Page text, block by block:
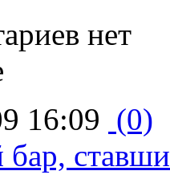
нет
16:09 (0)
бар,